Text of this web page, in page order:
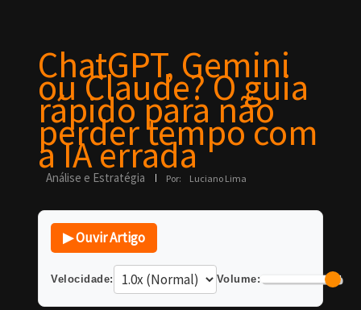
ChatGPT, Gemini
ou Claude? O guia
rápido para não
perder tempo com
a IA errada
Análise e Estratégia Por: Luciano Lima
▶ Ouvir Artigo
Velocidade: Volume: